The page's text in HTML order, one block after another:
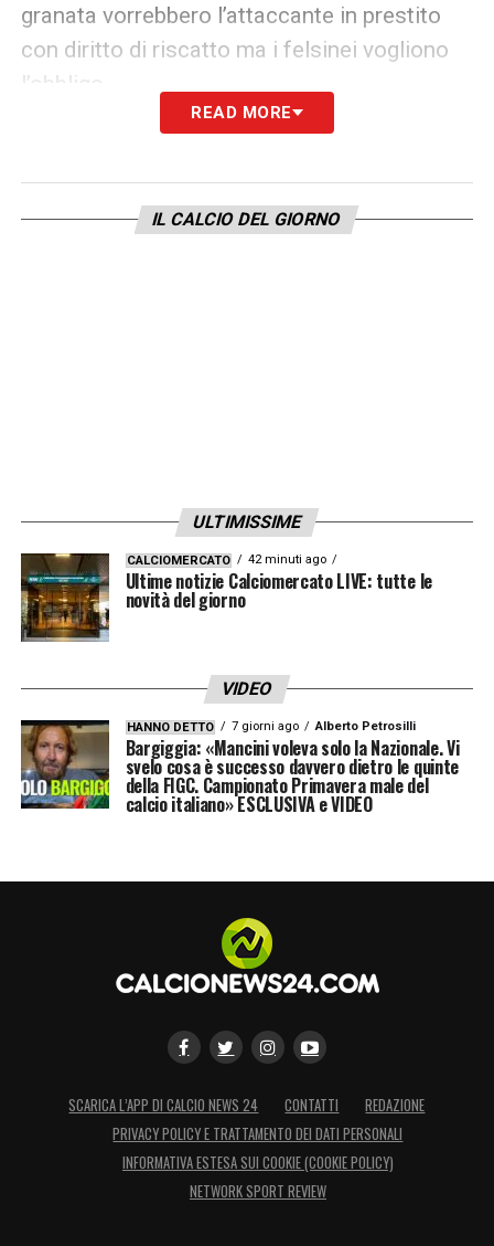
granata vorrebbero l’attaccante in prestito
con diritto di riscatto ma i felsinei vogliono
l’obbligo.
READ MORE
IL CALCIO DEL GIORNO
ULTIMISSIME
CALCIOMERCATO 42 minuti ago
Ultime notizie Calciomercato LIVE: tutte le
novità del giorno
VIDEO
HANNO DETTO 7 giorni ago Alberto Petrosilli
Bargiggia: «Mancini voleva solo la Nazionale. Vi
svelo cosa è successo davvero dietro le quinte
della FIGC. Campionato Primavera male del
calcio italiano» ESCLUSIVA e VIDEO
SCARICA L’APP DI CALCIO NEWS 24 CONTATTI
REDAZIONE
PRIVACY POLICY E TRATTAMENTO DEI DATI PERSONALI
INFORMATIVA ESTESA SUI COOKIE (COOKIE POLICY)
NETWORK SPORT REVIEW